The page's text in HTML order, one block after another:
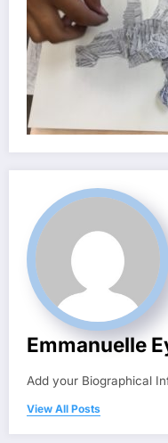
Emmanuelle
Add your Biographical
View All Posts